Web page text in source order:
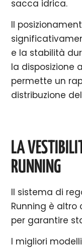
sacca idrica.
Il
e la stabilità
la disposizione
permette un
distribuzione
LA
RUNNING
Il sistema di
Running è
per garantire
I migliori